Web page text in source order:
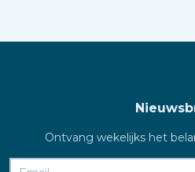
Ontvang wekelijks het